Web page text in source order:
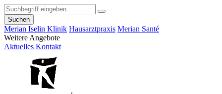
Suchen
Merian Iselin Klinik Hausarztpraxis Merian Santé
Weitere Angebote
Aktuelles Kontakt